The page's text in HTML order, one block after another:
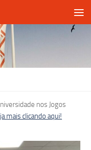
nos Jogos
mais clicando aqui!